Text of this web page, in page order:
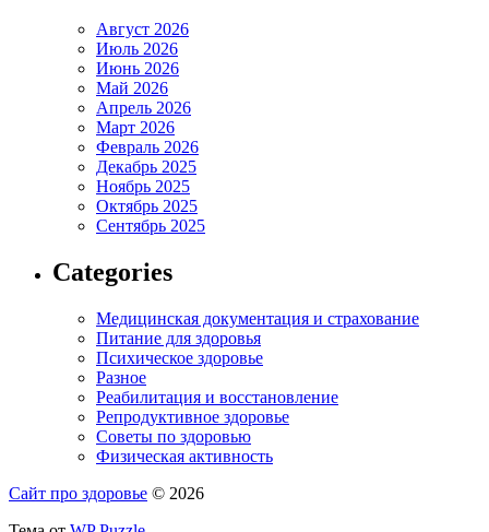
Август 2026
Июль 2026
Июнь 2026
Май 2026
Апрель 2026
Март 2026
Февраль 2026
Декабрь 2025
Ноябрь 2025
Октябрь 2025
Сентябрь 2025
Categories
Медицинская документация и страхование
Питание для здоровья
Психическое здоровье
Разное
Реабилитация и восстановление
Репродуктивное здоровье
Советы по здоровью
Физическая активность
Сайт про здоровье © 2026